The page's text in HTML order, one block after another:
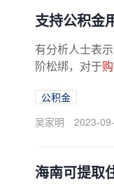
支持公积金
有分析人士表
阶松绑，对于
公积金
吴家明
2023-
海南可提取